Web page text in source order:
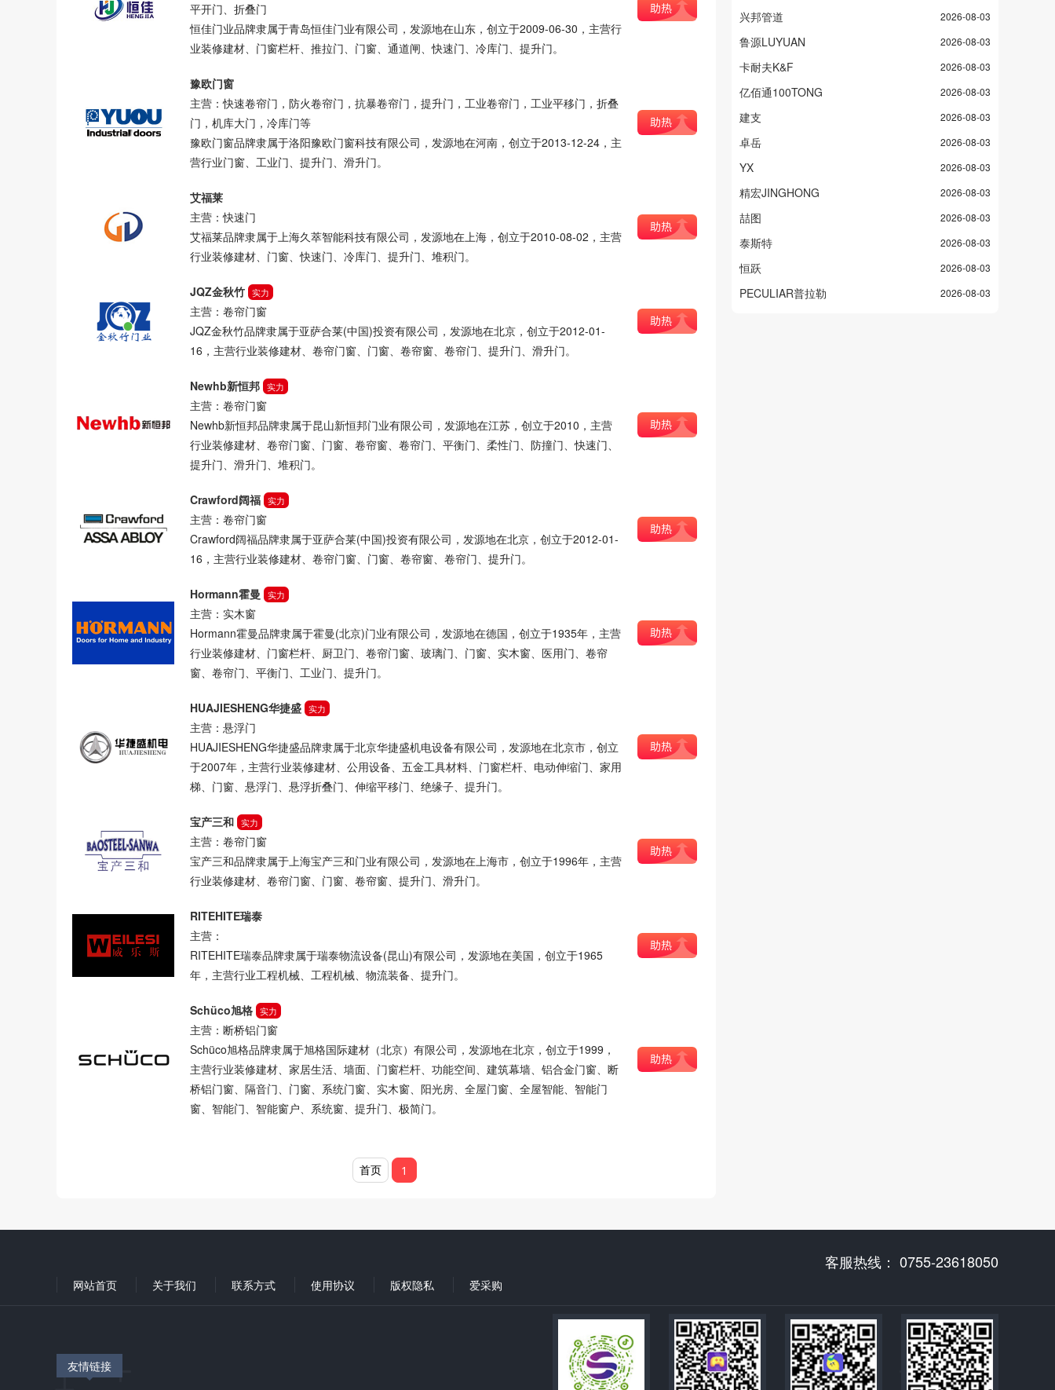
平开门、折叠门
恒佳门业品牌隶属于青岛恒佳门业有限公司，发源地在山东，创立于2009-06-30，主营行
业装修建材、门窗栏杆、推拉门、门窗、通道闸、快速门、冷库门、提升门。
豫欧门窗
主营：快速卷帘门，防火卷帘门，抗暴卷帘门，提升门，工业卷帘门，工业平移门，折叠
门，机库大门，冷库门等
豫欧门窗品牌隶属于洛阳豫欧门窗科技有限公司，发源地在河南，创立于2013-12-24，主
营行业门窗、工业门、提升门、滑升门。
艾福莱
主营：快速门
艾福莱品牌隶属于上海久萃智能科技有限公司，发源地在上海，创立于2010-08-02，主营
行业装修建材、门窗、快速门、冷库门、提升门、堆积门。
JQZ金秋竹 实力
主营：卷帘门窗
JQZ金秋竹品牌隶属于亚萨合莱(中国)投资有限公司，发源地在北京，创立于2012-01-
16，主营行业装修建材、卷帘门窗、门窗、卷帘窗、卷帘门、提升门、滑升门。
Newhb新恒邦 实力
主营：卷帘门窗
Newhb新恒邦品牌隶属于昆山新恒邦门业有限公司，发源地在江苏，创立于2010，主营
行业装修建材、卷帘门窗、门窗、卷帘窗、卷帘门、平衡门、柔性门、防撞门、快速门、
提升门、滑升门、堆积门。
Crawford阔福 实力
主营：卷帘门窗
Crawford阔福品牌隶属于亚萨合莱(中国)投资有限公司，发源地在北京，创立于2012-01-
16，主营行业装修建材、卷帘门窗、门窗、卷帘窗、卷帘门、提升门。
Hormann霍曼 实力
主营：实木窗
Hormann霍曼品牌隶属于霍曼(北京)门业有限公司，发源地在德国，创立于1935年，主营
行业装修建材、门窗栏杆、厨卫门、卷帘门窗、玻璃门、门窗、实木窗、医用门、卷帘
窗、卷帘门、平衡门、工业门、提升门。
HUAJIESHENG华捷盛 实力
主营：悬浮门
HUAJIESHENG华捷盛品牌隶属于北京华捷盛机电设备有限公司，发源地在北京市，创立
于2007年，主营行业装修建材、公用设备、五金工具材料、门窗栏杆、电动伸缩门、家用
梯、门窗、悬浮门、悬浮折叠门、伸缩平移门、绝缘子、提升门。
宝产三和 实力
主营：卷帘门窗
宝产三和品牌隶属于上海宝产三和门业有限公司，发源地在上海市，创立于1996年，主营
行业装修建材、卷帘门窗、门窗、卷帘窗、提升门、滑升门。
RITEHITE瑞泰
主营：
RITEHITE瑞泰品牌隶属于瑞泰物流设备(昆山)有限公司，发源地在美国，创立于1965
年，主营行业工程机械、工程机械、物流装备、提升门。
Schüco旭格 实力
主营：断桥铝门窗
Schüco旭格品牌隶属于旭格国际建材（北京）有限公司，发源地在北京，创立于1999，
主营行业装修建材、家居生活、墙面、门窗栏杆、功能空间、建筑幕墙、铝合金门窗、断
桥铝门窗、隔音门、门窗、系统门窗、实木窗、阳光房、全屋门窗、全屋智能、智能门
窗、智能门、智能窗户、系统窗、提升门、极简门。
首页 1
2026-08-03
兴邦管道
2026-08-03
鲁源LUYUAN
2026-08-03
卡耐夫K&F
2026-08-03
亿佰通100TONG
2026-08-03
建支
2026-08-03
卓岳
2026-08-03
YX
2026-08-03
精宏JINGHONG
2026-08-03
喆图
2026-08-03
泰斯特
2026-08-03
恒跃
2026-08-03
PECULIAR普拉勒
网站首页 关于我们 联系方式 使用协议 版权隐私 爱采购
客服热线： 0755-23618050
友情链接